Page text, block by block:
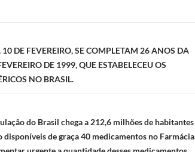
10 DE FEVEREIRO, SE COMPLETAM 26 ANOS DA
DE 1999, QUE ESTABELECEU OS
NO BRASIL.
do Brasil chega a 212,6 milhões de habitantes
disponíveis de graça 40 medicamentos no Farmácia